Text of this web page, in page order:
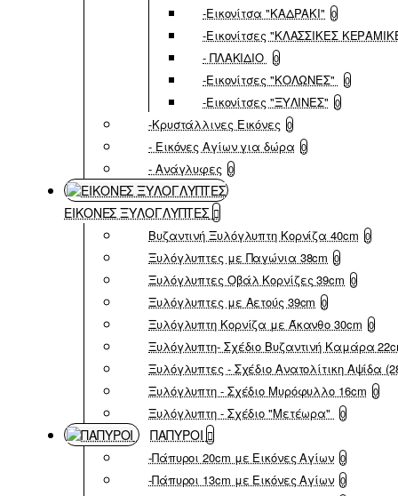
-Εικονίτσα "ΚΑΔΡΑΚΙ" 0
-Εικονίτσες "ΚΛΑΣΣΙΚΕΣ
- ΠΛΑΚΙΔΙΟ 0
-Εικονίτσες "ΚΟΛΩΝΕΣ" 0
-Εικονίτσες "ΞΥΛΙΝΕΣ" 0
-Κρυστάλλινες Εικόνες 0
- Εικόνες Αγίων για δώρα 0
- Ανάγλυφες 0
ΕΙΚΟΝΕΣ ΞΥΛΟΓΛΥΠΤΕΣ
Βυζαντινή Ξυλόγλυπτη Κορνίζα 40cm 0
Ξυλόγλυπτες με Παγώνια 38cm 0
Ξυλόγλυπτες Οβάλ Κορνίζες 39cm 0
Ξυλόγλυπτες με Αετούς 39cm 0
Ξυλόγλυπτη Κορνίζα με Άκανθο 30cm 0
Ξυλόγλυπτη- Σχέδιο Βυζαντινή Καμάρα
Ξυλόγλυπτες - Σχέδιο Ανατολίτικη Αψίδα
Ξυλόγλυπτη - Σχέδιο Μυρόφυλλο 16cm 0
Ξυλόγλυπτη - Σχέδιο "Μετέωρα" 0
ΠΑΠΥΡΟΙ
-Πάπυροι 20cm με Εικόνες Αγίων 0
-Πάπυροι 13cm με Εικόνες Αγίων 0